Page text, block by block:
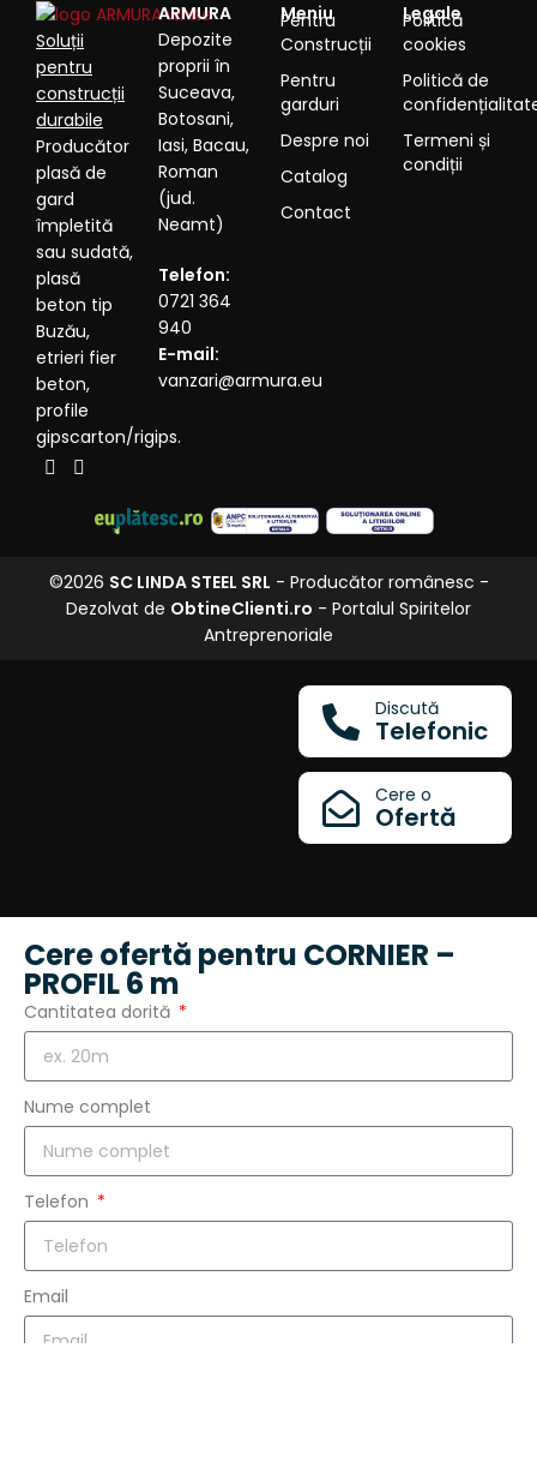
Soluții
pentru
construcții
durabile
Producător
plasă de
gard
împletită
sau sudată,
plasă
beton tip
Buzău,
etrieri fier
beton,
profile
gipscarton/rigips.
ARMURA
Depozite
proprii în
Suceava,
Botosani,
Iasi, Bacau,
Roman
(jud.
Neamt)
Telefon:
0721 364
940
E-mail:
vanzari@armura.eu
Meniu
Pentru
Construcții
Pentru
garduri
Despre noi
Catalog
Contact
Legale
Politică
cookies
Politică de
Termeni și
condiții
©2026 SC LINDA STEEL SRL - Producător românesc -
Dezolvat de ObtineClienti.ro - Portalul Spiritelor
Antreprenoriale
Discută
Telefonic
Cere o
Ofertă
Cere ofertă pentru CORNIER –
PROFIL 6 m
Cantitatea dorită
Nume complet
Telefon
Email